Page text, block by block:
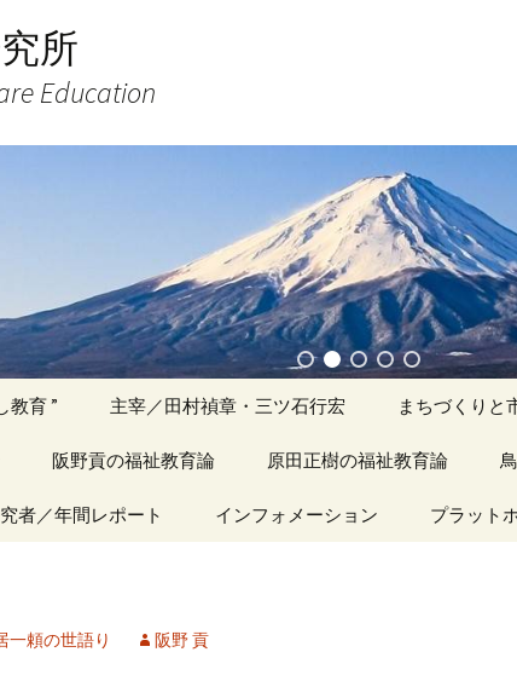
所
Education
教育 ” 主宰／田村禎章・三ツ石行宏 まちづくりと
アーカイブ（
阪野貢の福祉教育論
アーカイブ（１）
原田正樹の福祉教育論
アーカイブ（１）
者／年間レポート インフォメーション プラット
一頼の世語り 阪野 貢